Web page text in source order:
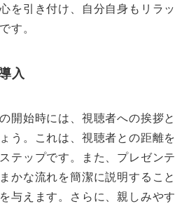
を引き付け、自分自身もリラッ
す。
入
開始時には、視聴者への挨拶と
う。これは、視聴者との距離を
テップです。また、プレゼンテ
かな流れを簡潔に説明すること
与えます。さらに、親しみやす